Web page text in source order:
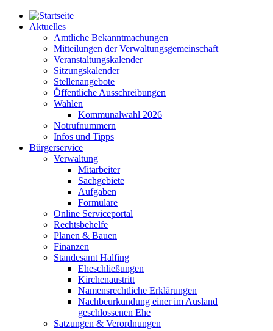
Aktuelles
Amtliche Bekanntmachungen
Mitteilungen der Verwaltungsgemeinschaft
Veranstaltungskalender
Sitzungskalender
Stellenangebote
Öffentliche Ausschreibungen
Wahlen
Kommunalwahl 2026
Notrufnummern
Infos und Tipps
Bürgerservice
Verwaltung
Mitarbeiter
Sachgebiete
Aufgaben
Formulare
Online Serviceportal
Rechtsbehelfe
Planen & Bauen
Finanzen
Standesamt Halfing
Eheschließungen
Kirchenaustritt
Namensrechtliche Erklärungen
Nachbeurkundung einer im Ausland
geschlossenen Ehe
Satzungen & Verordnungen